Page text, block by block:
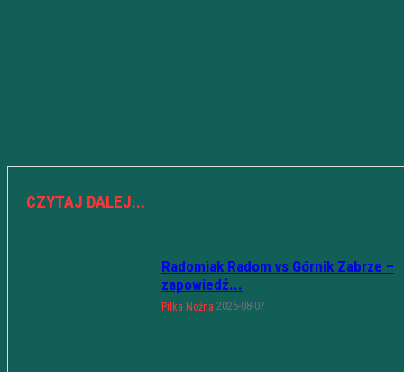
CZYTAJ DALEJ...
Radomiak Radom vs Górnik Zabrze –
zapowiedź...
Piłka Nożna 2026-08-07